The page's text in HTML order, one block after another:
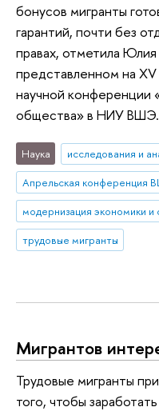
бонусов мигранты
гарантий, почти без
правах, отметила
представленном на
научной конференции
общества» в НИУ ВШЭ.
Наука
исследования и
Апрельская конференция
трудовые мигранты
Мигрантов
Трудовые мигранты
того, чтобы